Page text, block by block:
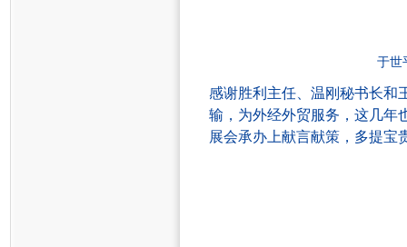
于世
感谢胜利 主任 、温刚 秘书长和
输，为外经外贸服务 ， 这几年
展会承办上献言献策，多提宝